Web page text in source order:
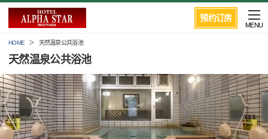
预约订房
MENU
HOME 天然温泉公共浴池
天然温泉公共浴池